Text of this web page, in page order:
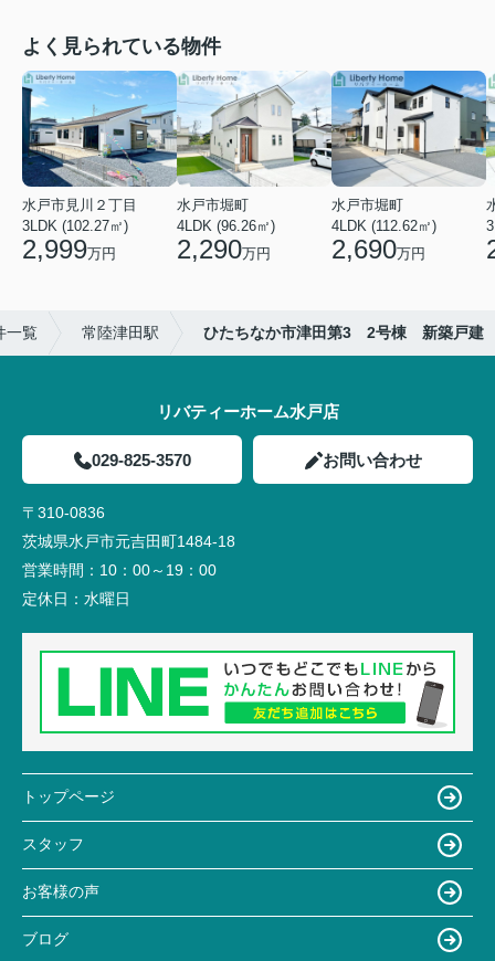
よく見られている物件
水戸市見川２丁目
3LDK (102.27㎡)
2,999万円
水戸市堀町
4LDK (96.26㎡)
2,290万円
水戸市堀町
4LDK (112.62㎡)
2,690万円
一覧 常陸津田駅 ひたちなか市津田第3 2号棟 新築戸建
リバティーホーム水戸店
029-825-3570 お問い合わせ
〒310-0836
茨城県水戸市元吉田町1484-18
営業時間： 10：00～19：00
定休日： 水曜日
トップページ
スタッフ
お客様の声
ブログ